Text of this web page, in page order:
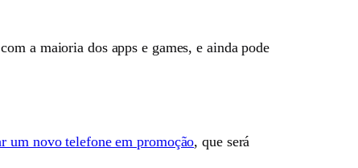
a maioria dos apps e games, e ainda pode
um novo telefone em promoção, que será